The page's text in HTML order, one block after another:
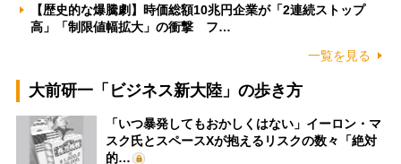
【歴史的な爆騰劇】時価総額10兆円企業が「2連続ストップ
高」「制限値幅拡大」の衝撃 フ…
一覧を見る
大前研一「ビジネス新大陸」の歩き方
「いつ暴発してもおかしくはない」イーロン・マ
スク氏とスペースXが抱えるリスクの数々「絶対
的…